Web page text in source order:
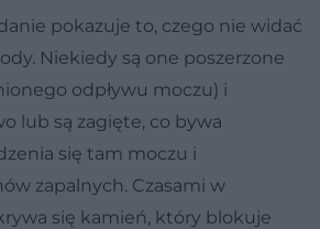
pokazuje to, czego nie widać
Niekiedy są one poszerzone
odpływu moczu) i
lub są zagięte, co bywa
się tam moczu i
zapalnych. Czasami w
się kamień, który blokuje